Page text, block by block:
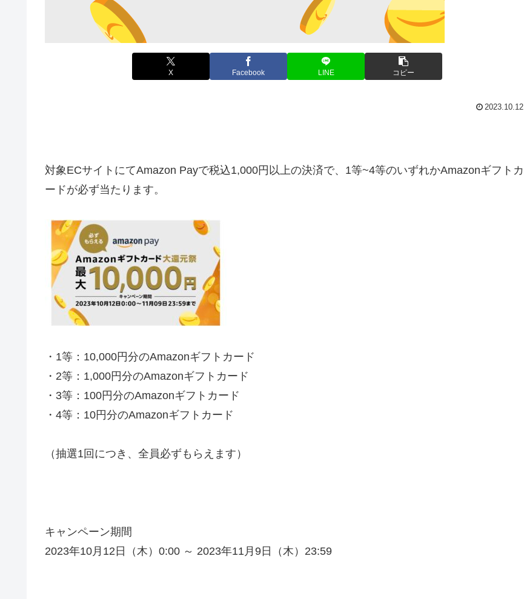
X Facebook LINE コピー
2023.10.12
対象ECサイトにてAmazon Payで税込1,000円以上の決済で、1等~4等のいずれかAmazonギフトカ
ードが必ず当たります。
・1等：10,000円分のAmazonギフトカード
・2等：1,000円分のAmazonギフトカード
・3等：100円分のAmazonギフトカード
・4等：10円分のAmazonギフトカード
（抽選1回につき、全員必ずもらえます）
キャンペーン期間
2023年10月12日（木）0:00 ～ 2023年11月9日（木）23:59